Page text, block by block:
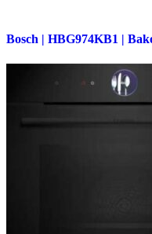
Bosch | HBG974KB1 |